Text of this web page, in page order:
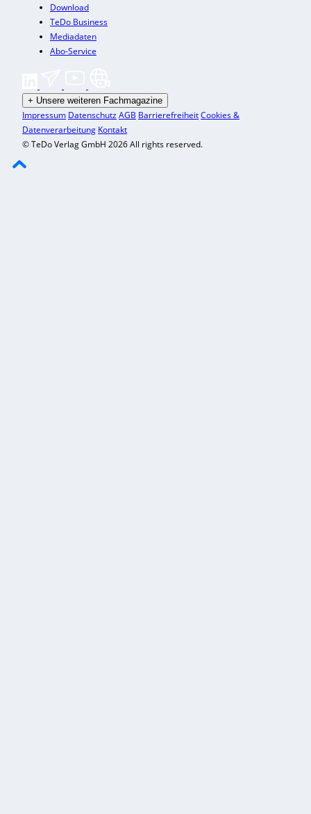
Download
TeDo Business
Mediadaten
Abo-Service
+ Unsere weiteren Fachmagazine
Impressum DatenschutzAGB BarrierefreiheitCookies &
Datenverarbeitung Kontakt
© TeDo Verlag GmbH 2026 All rights reserved.